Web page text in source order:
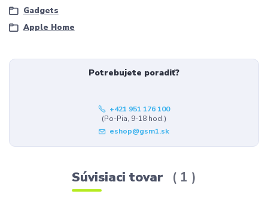
Gadgets
Apple Home
Potrebujete poradiť?
+421 951 176 100
(Po-Pia, 9-18 hod.)
eshop@gsm1.sk
Súvisiaci tovar 1